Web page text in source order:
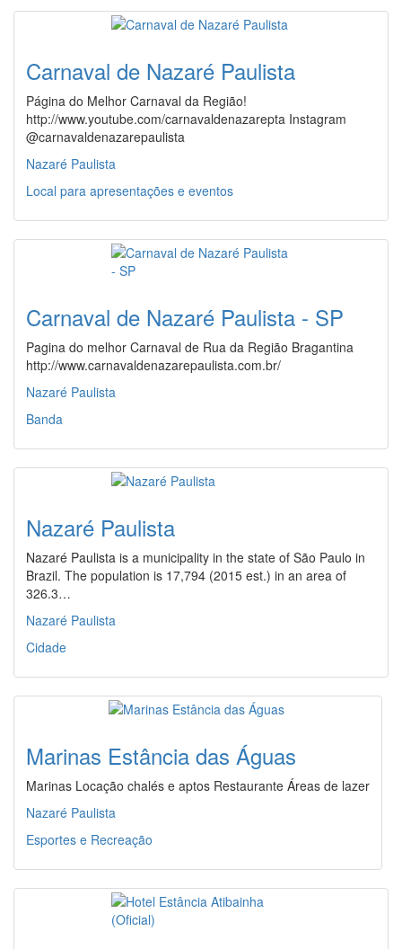
Carnaval de Nazaré Paulista
Página do Melhor Carnaval da Região!
http://www.youtube.com/carnavaldenazarepta Instagram
@carnavaldenazarepaulista
Nazaré Paulista
Local para apresentações e eventos
Carnaval de Nazaré Paulista - SP
Pagina do melhor Carnaval de Rua da Região Bragantina
http://www.carnavaldenazarepaulista.com.br/
Nazaré Paulista
Banda
Nazaré Paulista
Nazaré Paulista is a municipality in the state of São Paulo in
Brazil. The population is 17,794 (2015 est.) in an area of
326.3…
Nazaré Paulista
Cidade
Marinas Estância das Águas
Marinas Locação chalés e aptos Restaurante Áreas de lazer
Nazaré Paulista
Esportes e Recreação